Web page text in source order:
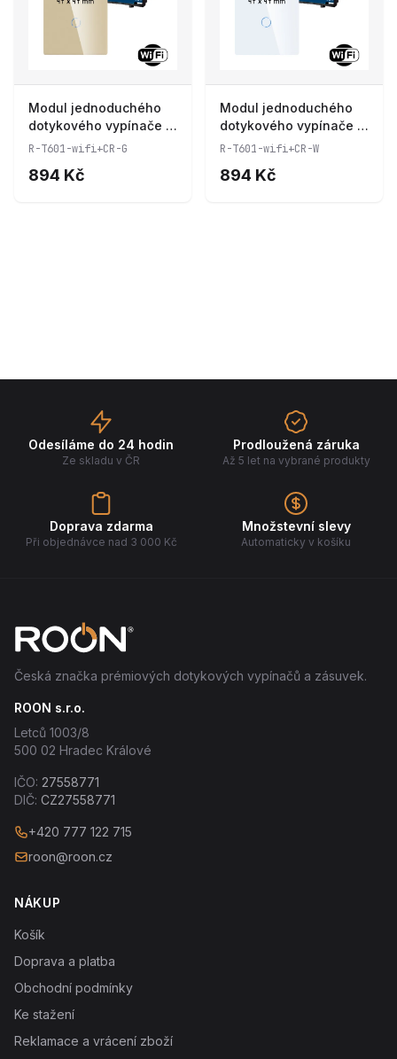
Modul jednoduchého
dotykového vypínače s
wifi R-T601-wifi+CR-G
R-T601-wifi+CR-G
894 Kč
Modul jednoduchého
dotykového vypínače s
wifi R-T601-wifi+CR-W
R-T601-wifi+CR-W
894 Kč
Odesíláme do 24 hodin
Ze skladu v ČR
Prodloužená záruka
Až 5 let na vybrané produkty
Doprava zdarma
Při objednávce nad 3 000 Kč
Množstevní slevy
Automaticky v košíku
Česká značka prémiových dotykových vypínačů a zásuvek.
ROON s.r.o.
Letců 1003/8
500 02 Hradec Králové
IČO: 27558771
DIČ: CZ27558771
+420 777 122 715
roon@roon.cz
NÁKUP
Košík
Doprava a platba
Obchodní podmínky
Ke stažení
Reklamace a vrácení zboží